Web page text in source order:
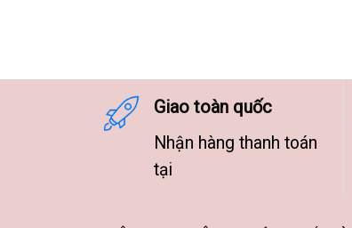
9.500.000 ₫
Giao toàn quốc
Nhận hàng thanh toán
tại